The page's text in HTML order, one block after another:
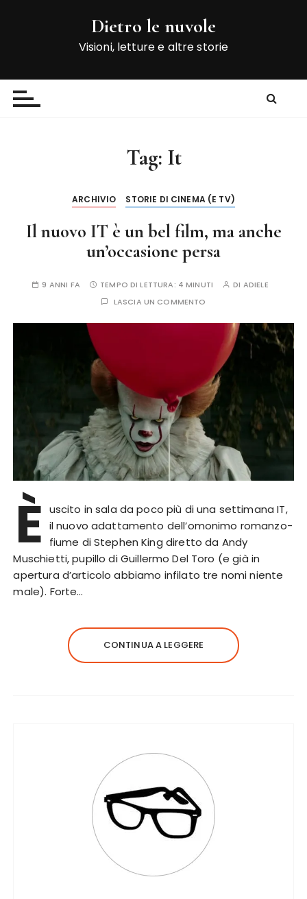
a
Dietro le nuvole
Visioni, letture e altre storie
Tag: It
ARCHIVIO STORIE DI CINEMA (E TV)
Il nuovo IT è un bel film, ma anche
un’occasione persa
9 ANNI FA TEMPO DI LETTURA: 4 MINUTI DI ADIELE
LASCIA UN COMMENTO
È uscito in sala da poco più di una settimana IT,
il nuovo adattamento dell’omonimo romanzo-
fiume di Stephen King diretto da Andy
Muschietti, pupillo di Guillermo Del Toro (e già in
apertura d’articolo abbiamo infilato tre nomi niente
male). Forte…
CONTINUA A LEGGERE